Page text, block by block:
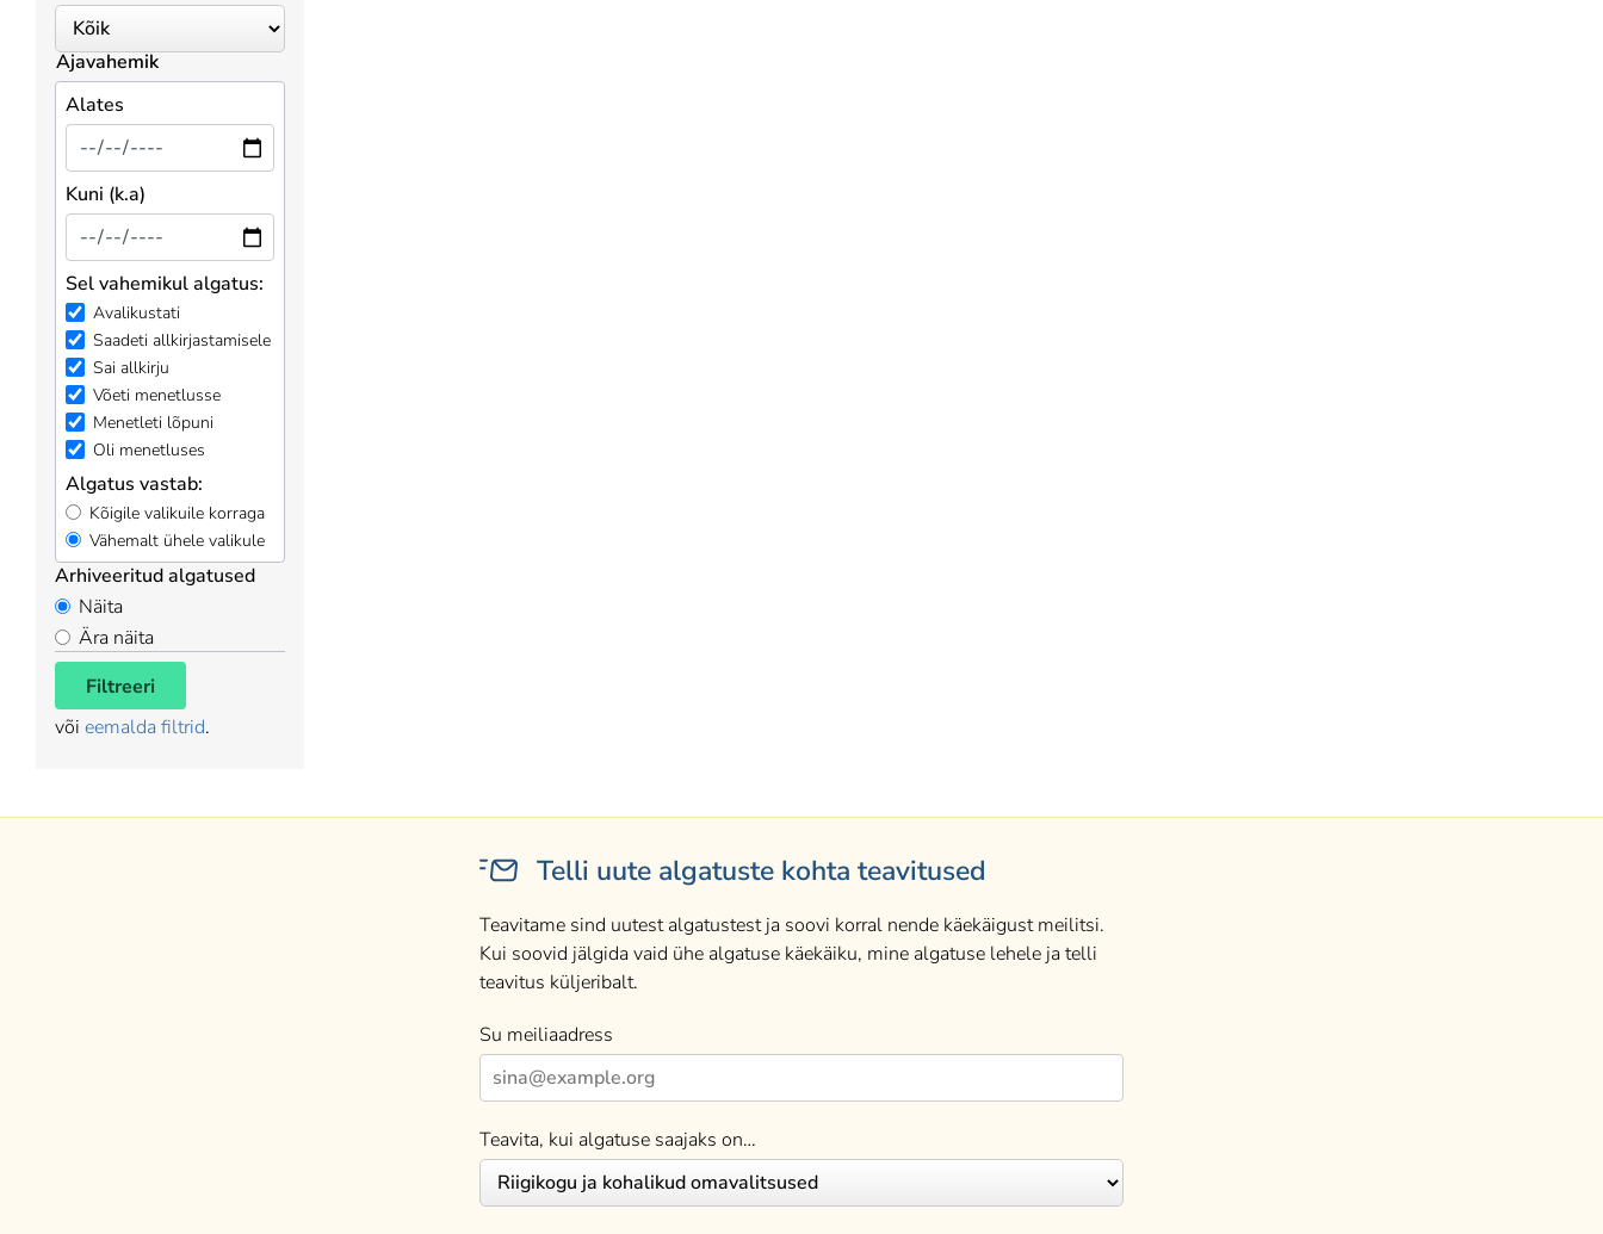
Ajavahemik
Alates
Kuni (k.a)
Sel vahemikul algatus:
Avalikustati
Saadeti allkirjastamisele
Sai allkirju
Võeti menetlusse
Menetleti lõpuni
Oli menetluses
Algatus vastab:
Kõigile valikuile korraga
Vähemalt ühele valikule
Arhiveeritud algatused
Näita
Ära näita
Filtreeri
või eemalda filtrid.
Telli uute algatuste kohta teavitused
Teavitame sind uutest algatustest ja soovi korral nende käekäigust meilitsi.
Kui soovid jälgida vaid ühe algatuse käekäiku, mine algatuse lehele ja telli
teavitus küljeribalt.
Su meiliaadress
Teavita, kui algatuse saajaks on…